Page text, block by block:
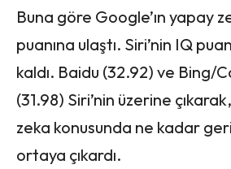
Buna göre Google’ın yapay
puanına ulaştı. Siri’nin IQ
kaldı. Baidu (32.92) ve Bing/
(31.98) Siri’nin üzerine
zeka konusunda ne kadar
ortaya çıkardı.